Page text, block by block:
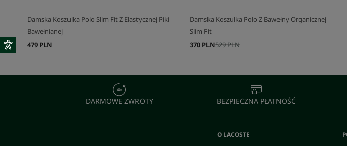
Damska Koszulka Polo Slim Fit Z Elastycznej Piki
Bawełnianej
479 PLN
Damska Koszulka Polo Z Bawełny Organicznej
Slim Fit
529 PLN
370 PLN
DARMOWE ZWROTY BEZPIECZNA PŁATNOŚĆ
O LACOSTE